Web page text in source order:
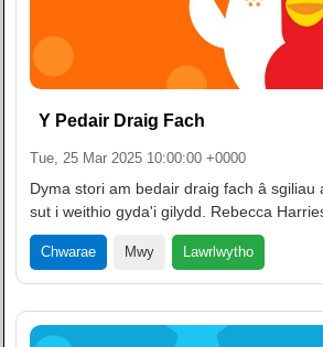
Y Pedair Draig Fach
Tue, 25 Mar 2025 10:00:00 +0000
Dyma stori am bedair draig fach â sgiliau
sut i weithio gyda'i gilydd. Rebecca
Chwarae Mwy Lawrlwytho